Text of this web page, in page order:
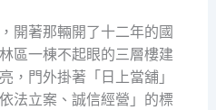
開著那輛開了十二年的國
區一棟不起眼的三層樓建
，門外掛著「日上當舖」
法立案、誠信經營」的標